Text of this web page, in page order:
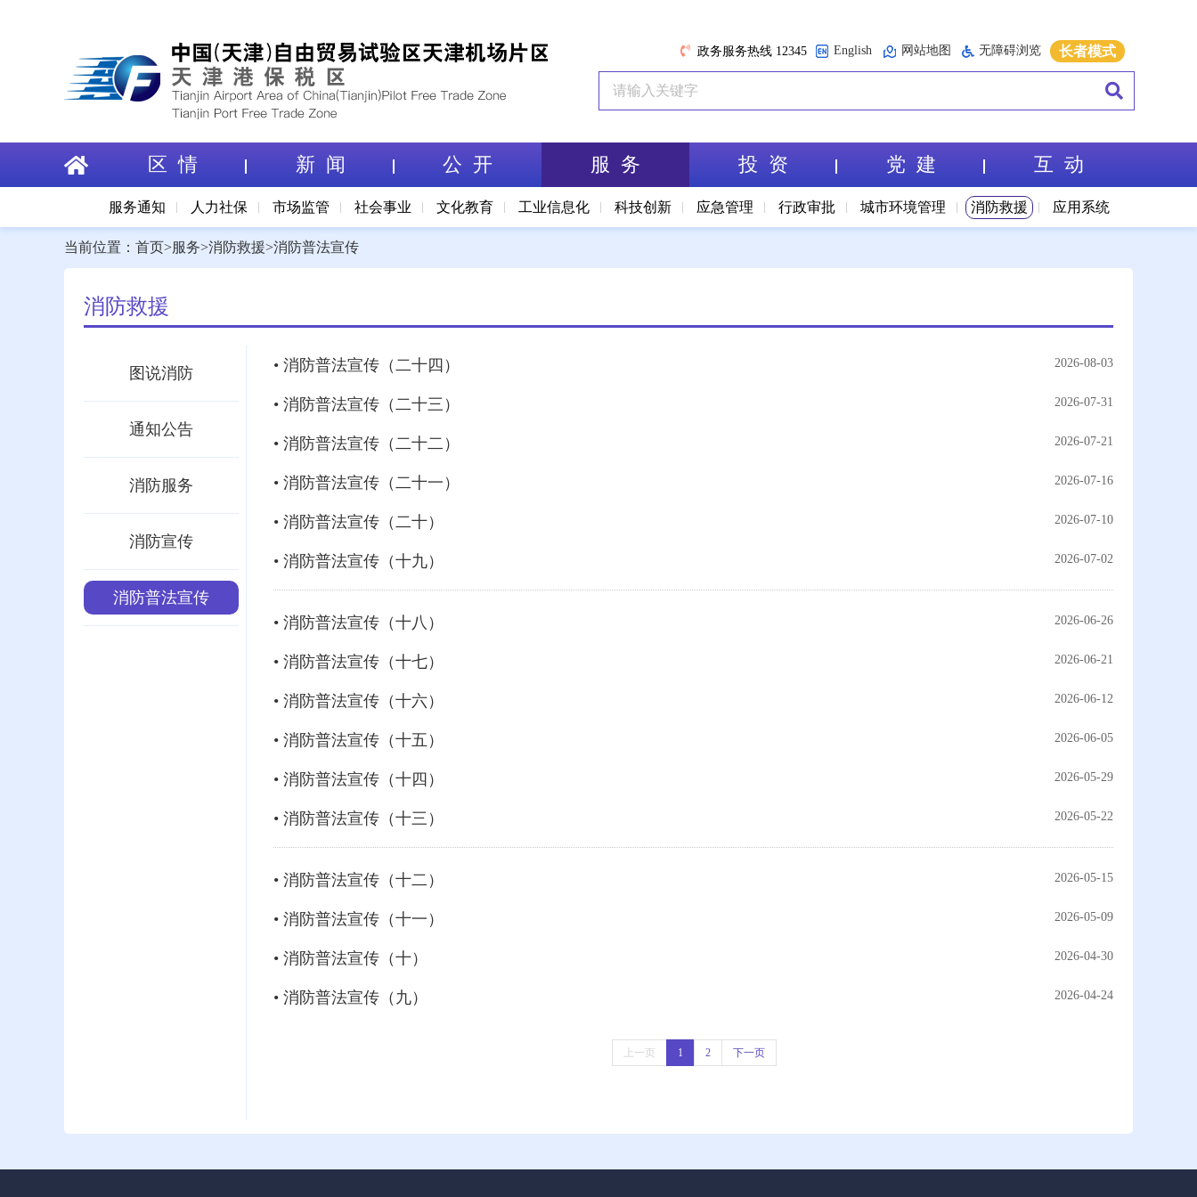
政务服务热线 12345 English 网站地图 无障碍浏览 长者模式
区 情 新 闻 公 开 服 务
服务通知 人力社保 市场监管 社会事业 文化教育 工业信息化 科技创新 应急管理 行政审批 城市环境管理 消防救援 应用系统
投 资 党 建 互 动
当前位置： 首页>服务>消防救援>消防普法宣传
消防救援
图说消防
通知公告
消防服务
消防宣传
消防普法宣传
• 消防普法宣传（二十四） 2026-08-03
• 消防普法宣传（二十三） 2026-07-31
• 消防普法宣传（二十二） 2026-07-21
• 消防普法宣传（二十一） 2026-07-16
• 消防普法宣传（二十） 2026-07-10
• 消防普法宣传（十九） 2026-07-02
• 消防普法宣传（十八） 2026-06-26
• 消防普法宣传（十七） 2026-06-21
• 消防普法宣传（十六） 2026-06-12
• 消防普法宣传（十五） 2026-06-05
• 消防普法宣传（十四） 2026-05-29
• 消防普法宣传（十三） 2026-05-22
• 消防普法宣传（十二） 2026-05-15
• 消防普法宣传（十一） 2026-05-09
• 消防普法宣传（十） 2026-04-30
• 消防普法宣传（九） 2026-04-24
上一页 1 2 下一页